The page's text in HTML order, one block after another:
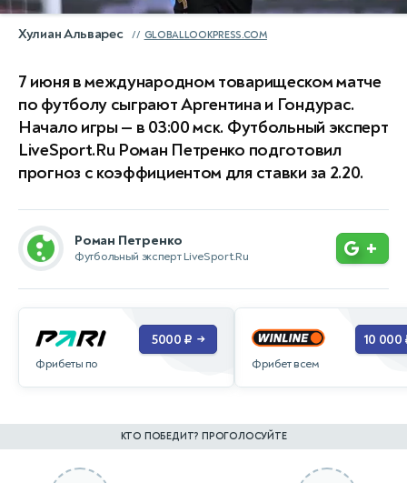
Хулиан Альварес GLOBALLOOKPRESS.COM
7 июня в международном товарищеском матче
по футболу сыграют Аргентина и Гондурас.
Начало игры — в 03:00 мск. Футбольный эксперт
LiveSport.Ru Роман Петренко подготовил
прогноз с коэффициентом для ставки за 2.20.
Роман Петренко
Футбольный эксперт LiveSport.Ru +
Фрибеты по
5000 ₽ →
Фрибет всем
10 000
КТО ПОБЕДИТ? ПРОГОЛОСУЙТЕ